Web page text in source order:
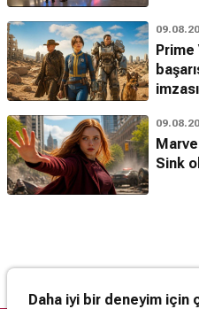
imzası
Sink
Daha iyi bir deneyim için